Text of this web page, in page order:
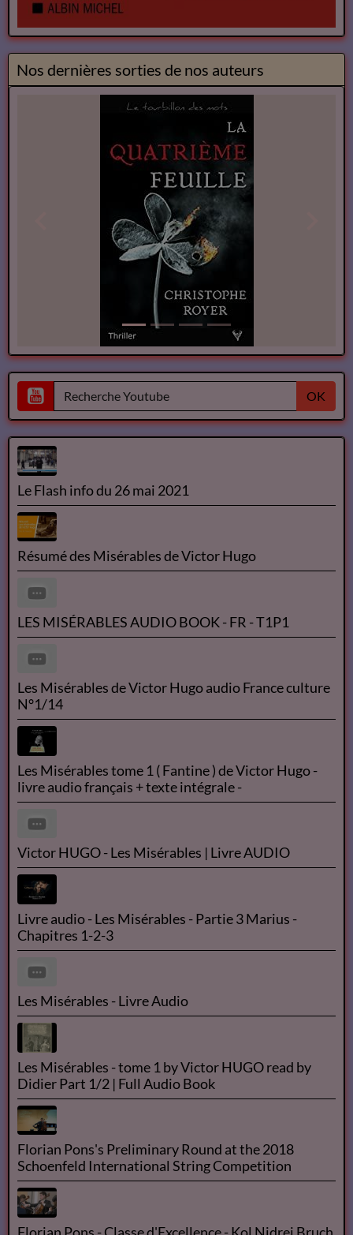
Nos dernières sorties de nos auteurs
OK
Le Flash info du 26 mai 2021
Résumé des Misérables de Victor Hugo
LES MISÉRABLES AUDIO BOOK - FR - T1P1
Les Misérables de Victor Hugo audio France culture
N°1/14
Les Misérables tome 1 ( Fantine ) de Victor Hugo -
livre audio français + texte intégrale -
Victor HUGO - Les Misérables | Livre AUDIO
Livre audio - Les Misérables - Partie 3 Marius -
Chapitres 1-2-3
Les Misérables - Livre Audio
Les Misérables - tome 1 by Victor HUGO read by
Didier Part 1/2 | Full Audio Book
Florian Pons's Preliminary Round at the 2018
Schoenfeld International String Competition